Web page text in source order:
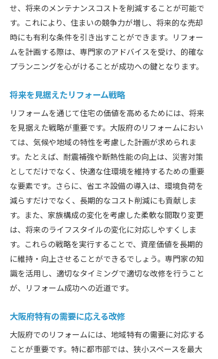
せ、将来のメンテナンスコストを削減することが可能で
す。これにより、住まいの競争力が増し、将来的な売却
時にも有利な条件を引き出すことができます。リフォー
ムを計画する際は、専門家のアドバイスを受け、的確な
プランニングを心がけることが成功への鍵となります。
将来を見据えたリフォーム戦略
リフォームを通じて住宅の価値を高めるためには、将来
を見据えた戦略が重要です。大阪府のリフォームにおい
ては、気候や地域の特性を考慮した計画が求められま
す。たとえば、耐震補強や断熱性能の向上は、災害対策
としてだけでなく、快適な住環境を維持するための重要
な要素です。さらに、省エネ設備の導入は、環境負荷を
減らすだけでなく、長期的なコスト削減にも貢献しま
す。また、家族構成の変化を考慮した柔軟な間取り変更
は、将来のライフスタイルの変化に対応しやすくしま
す。これらの戦略を実行することで、資産価値を長期的
に維持・向上させることができるでしょう。専門家の知
識を活用し、適切なタイミングで適切な改修を行うこと
が、リフォーム成功への近道です。
大阪府特有の需要に応える改修
大阪府でのリフォームには、地域特有の需要に対応する
ことが重要です。特に都市部では、狭小スペースを最大